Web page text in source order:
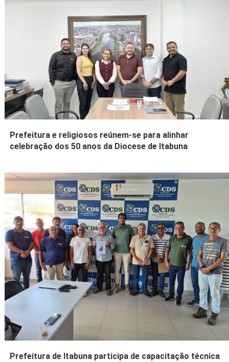
Prefeitura e religiosos reúnem-se para alinhar
celebração dos 50 anos da Diocese de Itabuna
Prefeitura de Itabuna participa de capacitação técnica